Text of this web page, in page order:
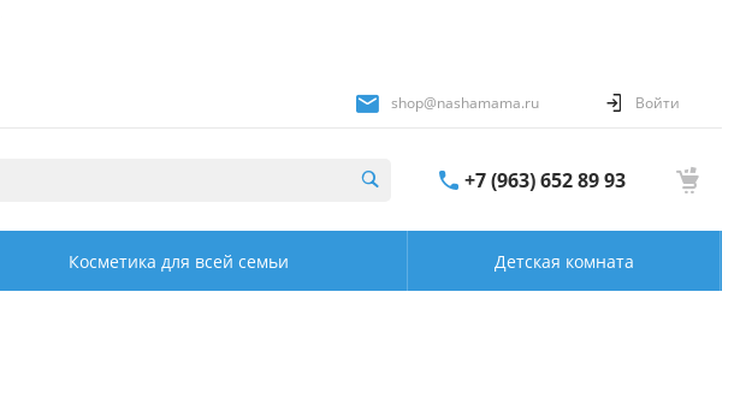
shop@nashamama.ru Войти
+7 (963) 652 89 93
Косметика для всей семьи Детская комната